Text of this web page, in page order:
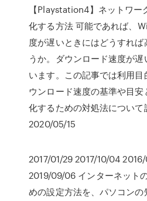
【Playstation4】ネットワー
化する方法 可能であれば、
度が遅いときにはどうすれば
うか。ダウンロード速度が
います。この記事では利用
ウンロード速度の基準や目
化するための対処法について
2020/05/15
2017/01/29 2017/10/04
2019/09/06 インターネット
めの設定方法を、パソコンの